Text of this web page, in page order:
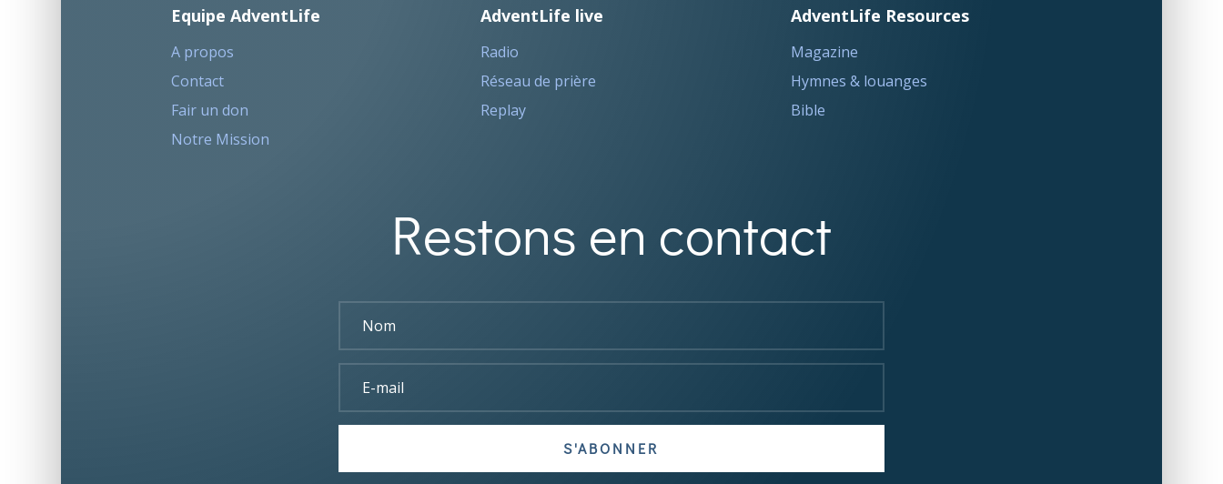
Equipe AdventLife
A propos
Contact
Fair un don
Notre Mission
AdventLife live
Radio
Réseau de prière
Replay
AdventLife Resources
Magazine
Hymnes & louanges
Bible
Restons en contact
S'ABONNER